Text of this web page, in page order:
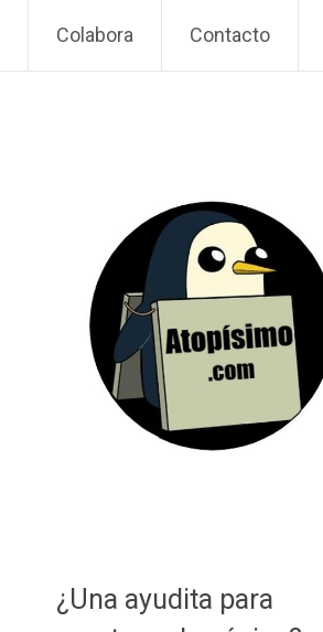
Colabora Contacto
¿Una ayudita para